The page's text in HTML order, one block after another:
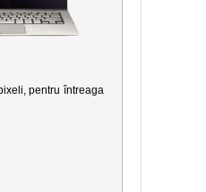
pentru întreaga